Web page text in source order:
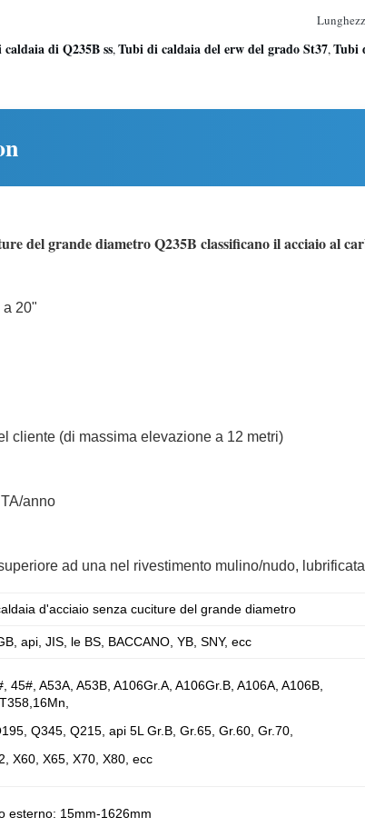
di Q235B ss,Tubi di caldaia del erw del grado St37,Tubi
del grande diametro Q235B classificano il acciaio al
a 20"
cliente (di massima elevazione a 12 metri)
anno
ad una nel rivestimento mulino/nudo,
d'acciaio senza cuciture del grande diametro
api, JIS, le BS, BACCANO, YB, SNY, ecc
45#, A53A, A53B, A106Gr.A, A106Gr.B, A106A, A106B,
Q345, Q215, api 5L Gr.B, Gr.65, Gr.60, Gr.70,
X60, X65, X70, X80, ecc
esterno: 15mm-1626mm